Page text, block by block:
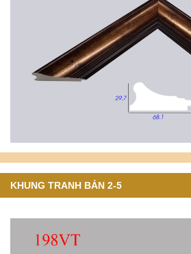
KHUNG TRANH BẢN 2-5